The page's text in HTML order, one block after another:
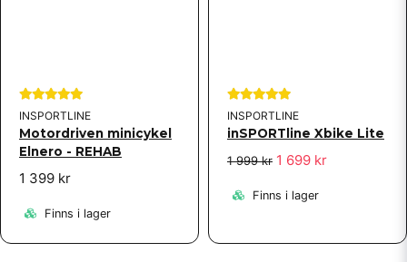
INSPORTLINE
Motordriven minicykel
Elnero - REHAB
1 399 kr
Finns i lager
INSPORTLINE
inSPORTline Xbike Lite
1 999 kr 1 699 kr
Finns i lager